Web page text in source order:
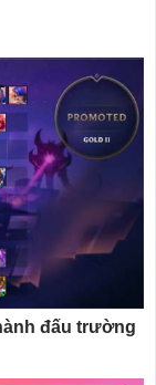
đấu trường